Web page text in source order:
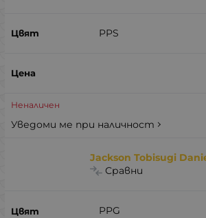
PPS
Неналичен
Уведоми ме при наличност
Jackson Tobisugi
Сравни
PPG